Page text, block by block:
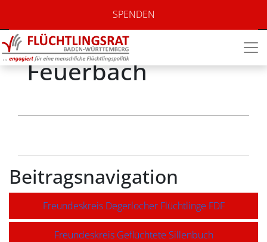
SPENDEN
Freundeskreis
Flüchtlinge
Feuerbach
Beitragsnavigation
Freundeskreis Degerlocher Flüchtlinge FDF
Freundeskreis Geflüchtete Sillenbuch